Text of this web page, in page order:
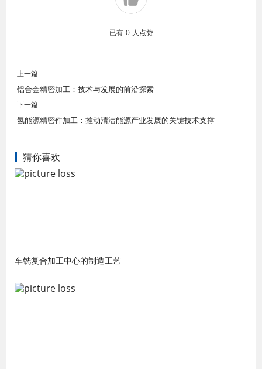
已有 0 人点赞
上一篇
铝合金精密加工：技术与发展的前沿探索
下一篇
氢能源精密件加工：推动清洁能源产业发展的关键技术支撑
猜你喜欢
车铣复合加工中心的制造工艺